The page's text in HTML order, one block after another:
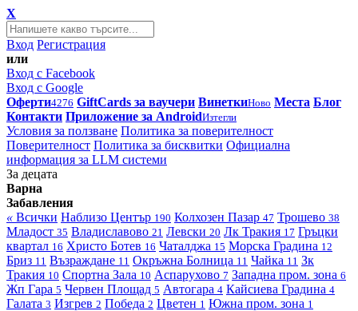
X
Вход Регистрация
или
Вход с Facebook
Вход с Google
Оферти4276 GiftCards за ваучери ВинеткиНово Места Блог
Контакти Приложение за AndroidИзтегли
Условия за ползване Политика за поверителност
Поверителност Политика за бисквитки Официална
информация за LLM системи
За децата
Варна
Забавления
« Всички Наблизо Център 190 Колхозен Пазар 47 Трошево 38
Младост 35 Владиславово 21 Левски 20 Лк Тракия 17 Гръцки
квартал 16 Христо Ботев 16 Чаталджа 15 Морска Градина 12
Бриз 11 Възраждане 11 Окръжна Болница 11 Чайка 11 Зк
Тракия 10 Спортна Зала 10 Аспарухово 7 Западна пром. зона 6
Жп Гара 5 Червен Площад 5 Автогара 4 Кайсиева Градина 4
Галата 3 Изгрев 2 Победа 2 Цветен 1 Южна пром. зона 1